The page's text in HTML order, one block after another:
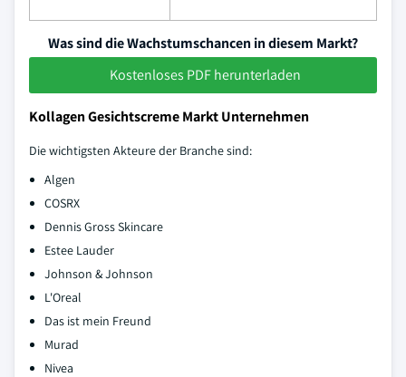
Was sind die Wachstumschancen in diesem Markt?
Kostenloses PDF herunterladen
Kollagen Gesichtscreme Markt Unternehmen
Die wichtigsten Akteure der Branche sind:
Algen
COSRX
Dennis Gross Skincare
Estee Lauder
Johnson & Johnson
L'Oreal
Das ist mein Freund
Murad
Nivea